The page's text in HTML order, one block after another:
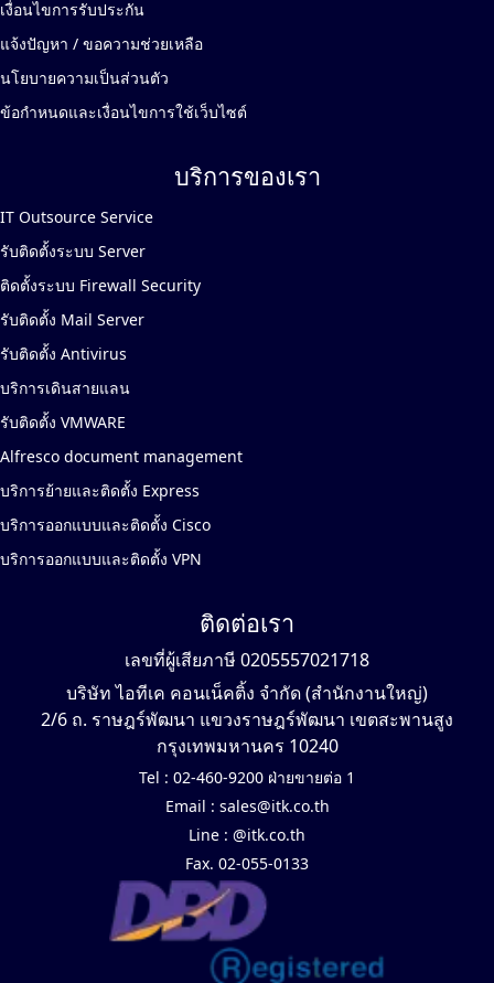
เงื่อนไขการรับประกัน
แจ้งปัญหา / ขอความช่วยเหลือ
นโยบายความเป็นส่วนตัว
ข้อกำหนดและเงื่อนไขการใช้เว็บไซต์
บริการของเรา
IT Outsource Service
รับติดตั้งระบบ Server
ติดตั้งระบบ Firewall Security
รับติดตั้ง Mail Server
รับติดตั้ง Antivirus
บริการเดินสายแลน
รับติดตั้ง VMWARE
Alfresco document management
บริการย้ายและติดตั้ง Express
บริการออกแบบและติดตั้ง Cisco
บริการออกแบบและติดตั้ง VPN
ติดต่อเรา
เลขที่ผู้เสียภาษี 0205557021718
บริษัท ไอทีเค คอนเน็คติ้ง จำกัด (สำนักงานใหญ่)
2/6 ถ. ราษฎร์พัฒนา แขวงราษฎร์พัฒนา เขตสะพานสูง
กรุงเทพมหานคร 10240
Tel : 02-460-9200 ฝ่ายขายต่อ 1
Email : sales@itk.co.th
Line : @itk.co.th
Fax. 02-055-0133